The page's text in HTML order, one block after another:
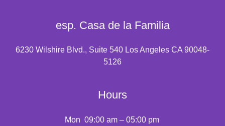
esp. Casa de la Familia
6230 Wilshire Blvd., Suite 540 Los Angeles CA 90048-
5126
Hours
Mon 09:00 am – 05:00 pm